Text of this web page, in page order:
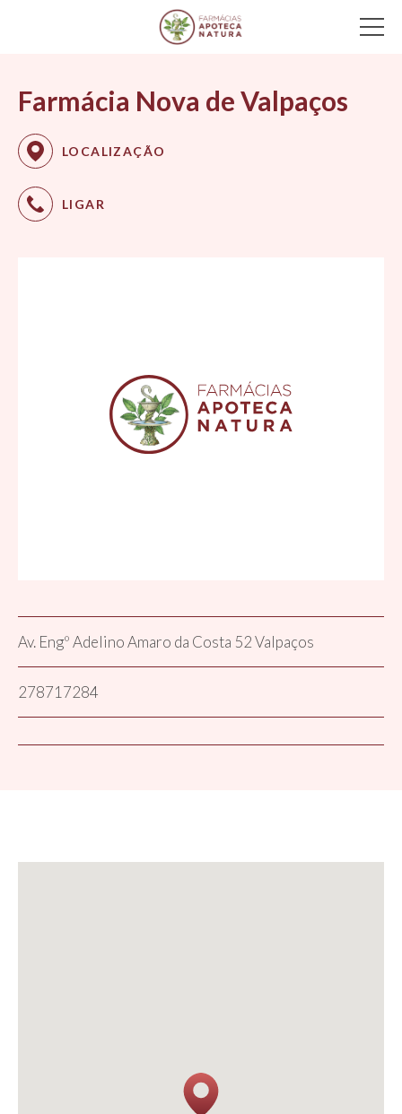
Main Navigation
Av. Engº Adelino Amaro da Costa 52 Valpaços
278717284
Farmácia Nova de Valpaços
LOCALIZAÇÃO
LIGAR